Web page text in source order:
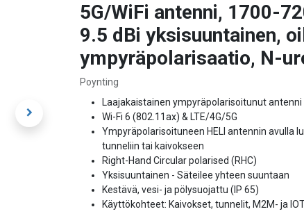
5G/WiFi antenni, 1700-
9.5 dBi yksisuuntainen,
ympyräpolarisaatio, N-
Poynting
Laajakaistainen ympyräpolarisoitunut antenni
Wi-Fi 6 (802.11ax) & LTE/4G/5G
Ympyräpolarisoituneen HELI antennin avulla
tunneliin tai kaivokseen
Right-Hand Circular polarised (RHC)
Yksisuuntainen - Säteilee yhteen suuntaan
Kestävä, vesi- ja pölysuojattu (IP 65)
Käyttökohteet: Kaivokset, tunnelit, M2M- ja